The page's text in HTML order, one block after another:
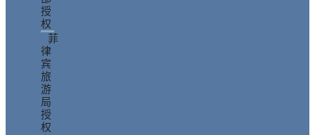
授
权
菲
律
宾
旅
游
局
授
权